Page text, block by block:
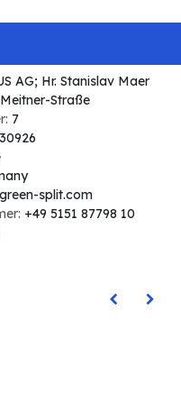
AG; Hr. Stanislav Maer
Straße
7
30926
split.com
+49 5151 87798 10